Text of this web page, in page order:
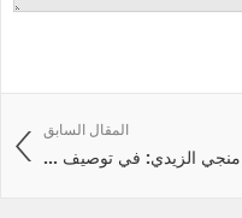
المقال السابق
منجي الزيدي: في توصيف ...